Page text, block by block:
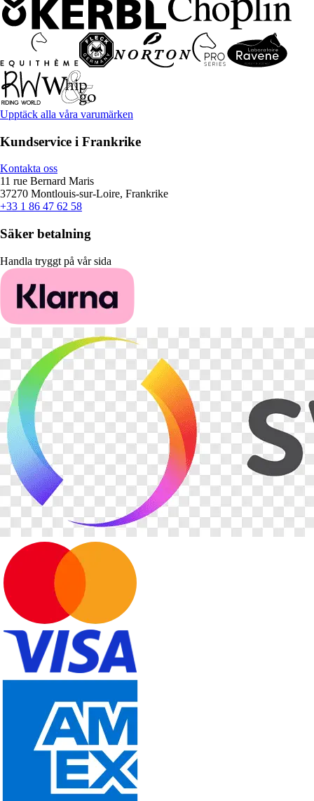
Upptäck alla våra varumärken
Kundservice i Frankrike
Kontakta oss
11 rue Bernard Maris
37270 Montlouis-sur-Loire, Frankrike
+33 1 86 47 62 58
Säker betalning
Handla tryggt på vår sida